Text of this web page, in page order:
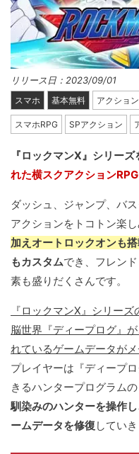
リリース日：2023/09/01
スマホ 基本無料 アクショ
スマホRPG SPアクション
『ロックマンX』シリーズ
れた横スクアクションRPG
ダッシュ、ジャンプ、バ
アクションをトコトン楽し
加えオートロックオンも
もカスタムでき、フレン
素も盛りだくさんです。
『ロックマンX』シリー
脳世界『ディープログ』
れているゲームデータが
プレイヤーは『ディープ
きるハンタープログラム
馴染みのハンターを操作
ームデータを修復 していき